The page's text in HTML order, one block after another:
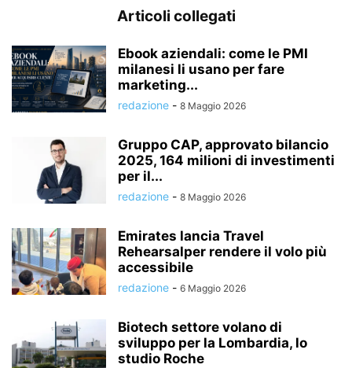
Articoli collegati
Ebook aziendali: come le PMI
milanesi li usano per fare
marketing...
redazione - 8 Maggio 2026
Gruppo CAP, approvato bilancio
2025, 164 milioni di investimenti
per il...
redazione - 8 Maggio 2026
Emirates lancia Travel
Rehearsalper rendere il volo più
accessibile
redazione - 6 Maggio 2026
Biotech settore volano di
sviluppo per la Lombardia, lo
studio Roche